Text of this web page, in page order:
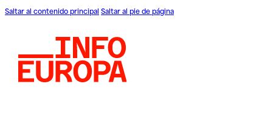
Saltar al contenido principal Saltar al pie de página